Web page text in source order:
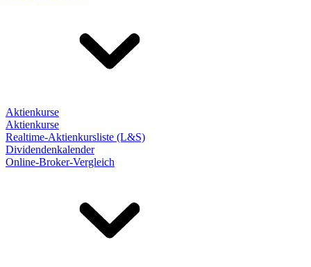
Aktienkurse
Aktienkurse
Realtime-Aktienkursliste (L&S)
Dividendenkalender
Online-Broker-Vergleich